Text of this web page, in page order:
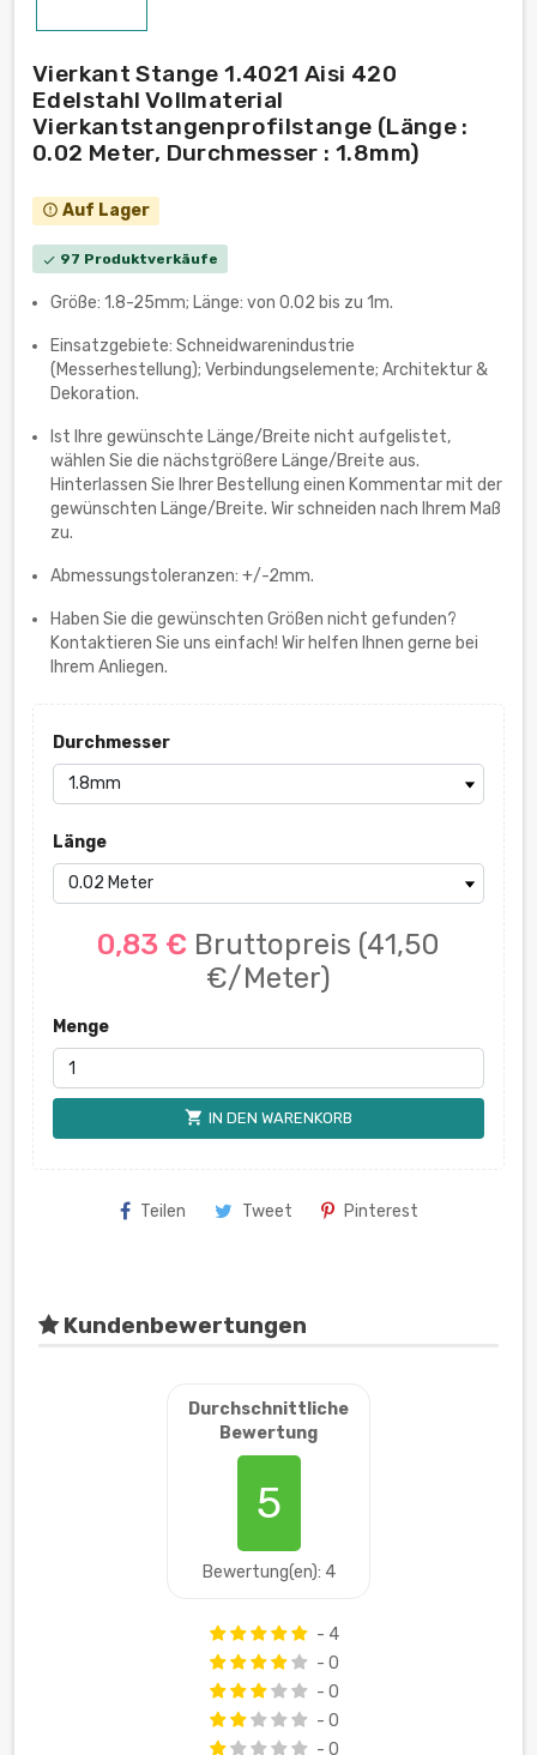
Vierkant Stange 1.4021 Aisi 420
Edelstahl Vollmaterial
Vierkantstangenprofilstange (Länge :
0.02 Meter, Durchmesser : 1.8mm)
error_outline Auf Lager
check 97 Produktverkäufe
Größe: 1.8-25mm; Länge: von 0.02 bis zu 1m.
Einsatzgebiete: Schneidwarenindustrie
(Messerhestellung); Verbindungselemente; Architektur &
Dekoration.
Ist Ihre gewünschte Länge/Breite nicht aufgelistet,
wählen Sie die nächstgrößere Länge/Breite aus.
Hinterlassen Sie Ihrer Bestellung einen Kommentar mit der
gewünschten Länge/Breite. Wir schneiden nach Ihrem Maß
zu.
Abmessungstoleranzen: +/-2mm.
Haben Sie die gewünschten Größen nicht gefunden?
Kontaktieren Sie uns einfach! Wir helfen Ihnen gerne bei
Ihrem Anliegen.
Durchmesser
Länge
0,83 € Bruttopreis (41,50
€/Meter)
Menge
shopping_cart IN DEN WARENKORB
Teilen Tweet Pinterest
Kundenbewertungen
Durchschnittliche
Bewertung
5
Bewertung(en): 4
- 4
- 0
- 0
- 0
- 0